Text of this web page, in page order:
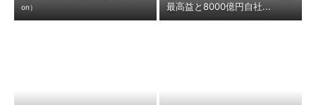
on）
最高益と8000億円自社...